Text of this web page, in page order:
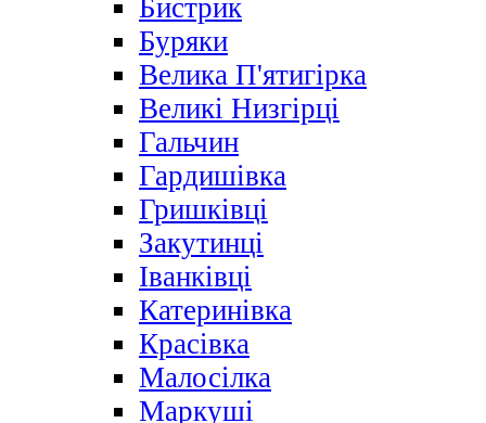
Бистрик
Буряки
Велика П'ятигірка
Великі Низгірці
Гальчин
Гардишівка
Гришківці
Закутинці
Іванківці
Катеринівка
Красівка
Малосілка
Маркуші